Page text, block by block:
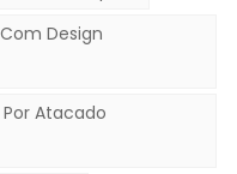
Design
Atacado